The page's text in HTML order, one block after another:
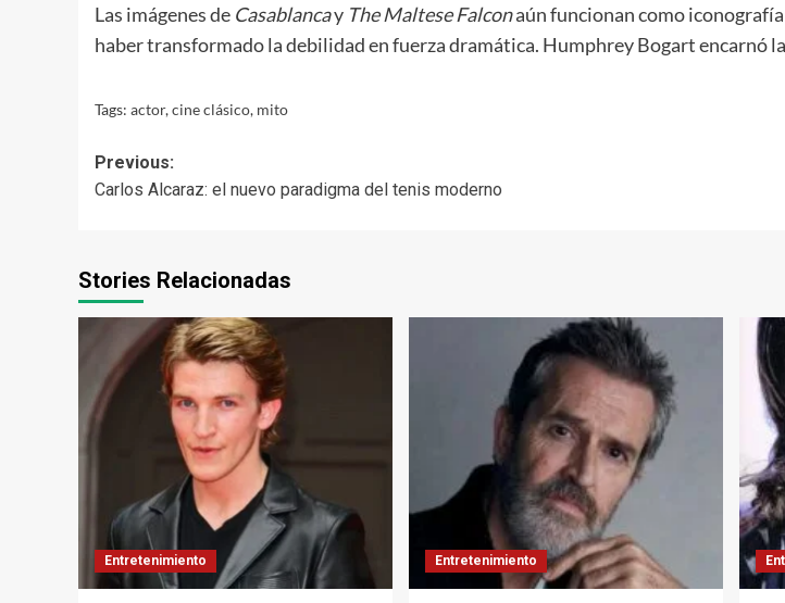
Las imágenes de Casablancay The Maltese Falconaún funcionan como
haber transformado la debilidad en fuerza dramática. Humphrey Bogart encarnó
Tags: actor,cine clásico, mito
Post
navigation
Previous:
Carlos Alcaraz: el nuevo paradigma del tenis moderno
Stories Relacionadas
Entretenimiento Entretenimiento